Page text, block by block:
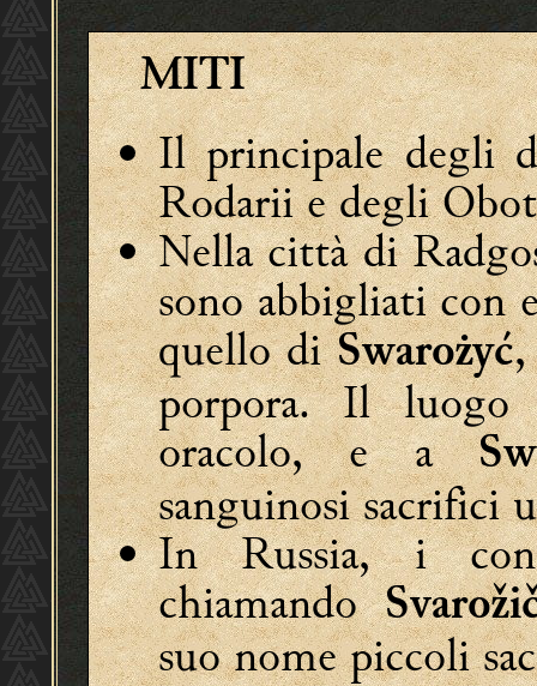
MITI
Il principale degli
Rodarii e degli
Nella città di
sono abbigliati con
quello diSwarożyć
porpora. Il
oracolo, e a
sanguinosi sacrifici
In Russia, i
chiamando
suo nome piccoli